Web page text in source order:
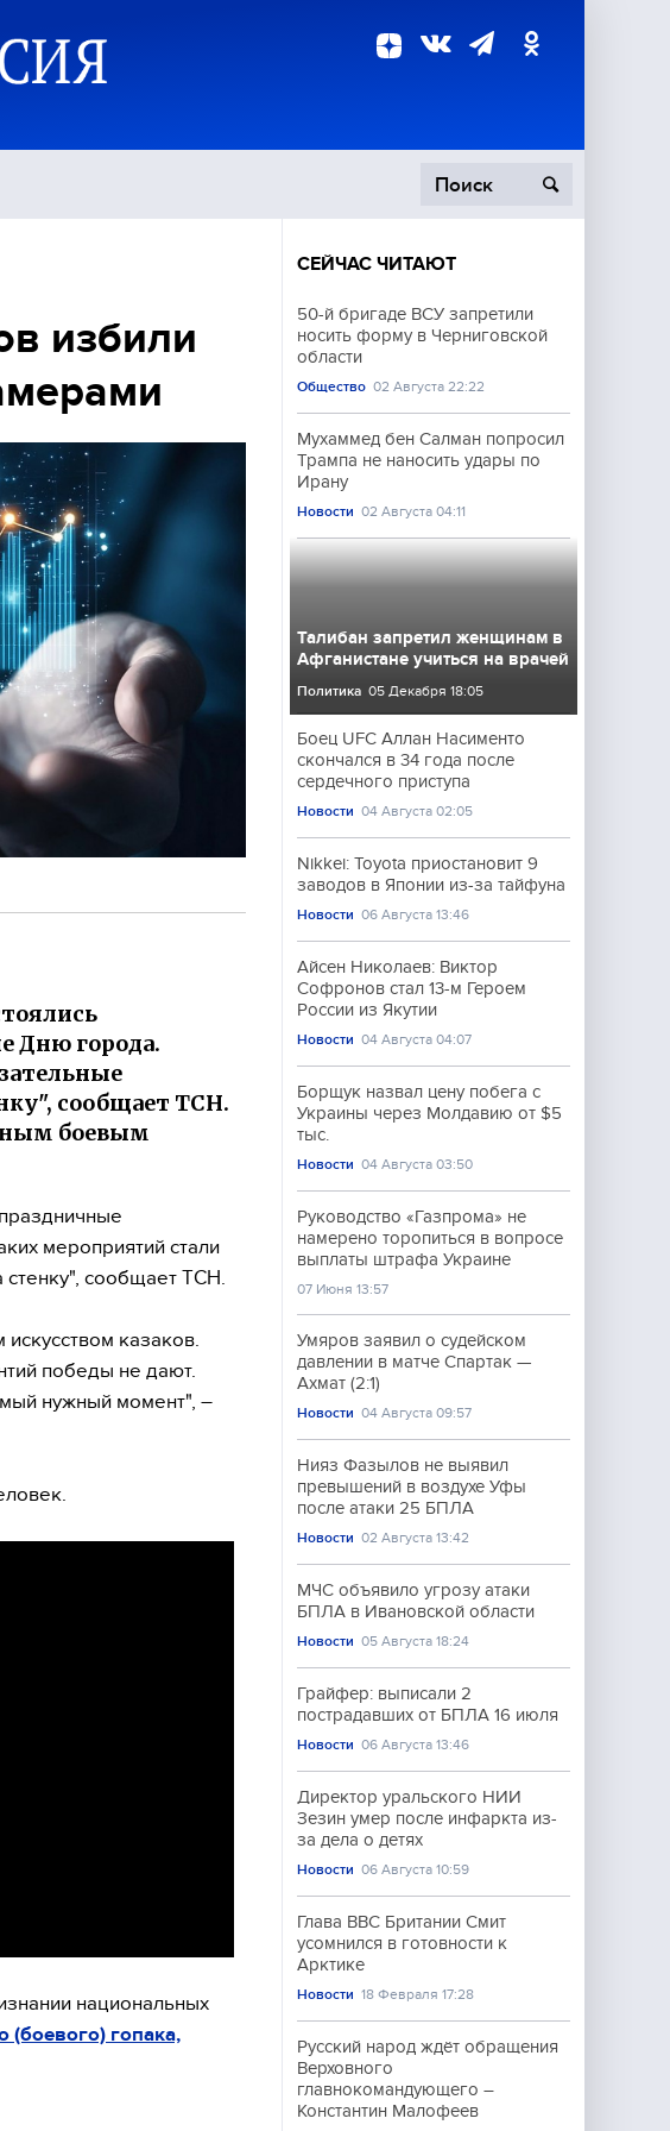
Происшествия
избили
Дню города.
сообщает ТСН.
боевым
мероприятий стали
стенку", сообщает ТСН.
казаков.
победы не дают.
нужный момент", –
национальных
(боевого) гопака,
СЕЙЧАС ЧИТАЮТ
50-й бригаде ВСУ запретили
носить форму в Черниговской
области
Общество 02 Августа 22:22
Мухаммед бен Салман попросил
Трампа не наносить удары по
Ирану
Новости 02 Августа 04:11
Талибан запретил женщинам в
Афганистане учиться на врачей
Политика 05 Декабря 18:05
Боец UFC Аллан Насименто
скончался в 34 года после
сердечного приступа
Новости 04 Августа 02:05
Nikkei: Toyota приостановит 9
заводов в Японии из-за тайфуна
Новости 06 Августа 13:46
Айсен Николаев: Виктор
Софронов стал 13-м Героем
России из Якутии
Новости 04 Августа 04:07
Борщук назвал цену побега с
Украины через Молдавию от $5
тыс.
Новости 04 Августа 03:50
Руководство «Газпрома» не
намерено торопиться в вопросе
выплаты штрафа Украине
07 Июня 13:57
Умяров заявил о судейском
давлении в матче Спартак —
Ахмат (2:1)
Новости 04 Августа 09:57
Нияз Фазылов не выявил
превышений в воздухе Уфы
после атаки 25 БПЛА
Новости 02 Августа 13:42
МЧС объявило угрозу атаки
БПЛА в Ивановской области
Новости 05 Августа 18:24
Грайфер: выписали 2
пострадавших от БПЛА 16 июля
Новости 06 Августа 13:46
Директор уральского НИИ
Зезин умер после инфаркта из-
за дела о детях
Новости 06 Августа 10:59
Глава ВВС Британии Смит
усомнился в готовности к
Арктике
Новости 18 Февраля 17:28
Русский народ ждёт обращения
Верховного
главнокомандующего –
Константин Малофеев